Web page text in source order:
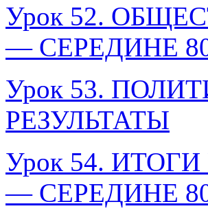
Урок 52.
— СЕРЕДИНЕ
Урок 53.
РЕЗУЛЬТАТЫ
Урок 54.
— СЕРЕДИНЕ